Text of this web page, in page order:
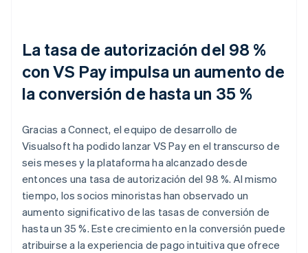
La tasa de autorización del 98 %
con VS Pay impulsa un aumento de
la conversión de hasta un 35 %
Gracias a Connect, el equipo de desarrollo de
Visualsoft ha podido lanzar VS Pay en el transcurso de
seis meses y la plataforma ha alcanzado desde
entonces una tasa de autorización del 98 %. Al mismo
tiempo, los socios minoristas han observado un
aumento significativo de las tasas de conversión de
hasta un 35 %. Este crecimiento en la conversión puede
atribuirse a la experiencia de pago intuitiva que ofrece